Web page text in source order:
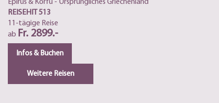
Epirus & Korfu - Ursprüngliches Griechenland
REISEHIT 513
11-tägige Reise
ab Fr. 2899.-
Infos & Buchen
Weitere Reisen